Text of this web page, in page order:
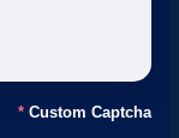
Custom Captcha
*